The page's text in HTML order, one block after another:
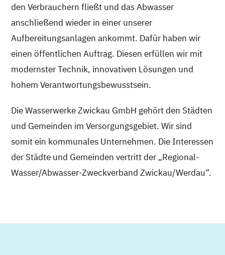
den Verbrauchern fließt und das Abwasser
anschließend wieder in einer unserer
Aufbereitungsanlagen ankommt. Dafür haben wir
einen öffentlichen Auftrag. Diesen erfüllen wir mit
modernster Technik, innovativen Lösungen und
hohem Verantwortungsbewusstsein.
Die Wasserwerke Zwickau GmbH gehört den Städten
und Gemeinden im Versorgungsgebiet. Wir sind
somit ein kommunales Unternehmen. Die Interessen
der Städte und Gemeinden vertritt der „Regional-
Wasser/Abwasser-Zweckverband Zwickau/Werdau“.